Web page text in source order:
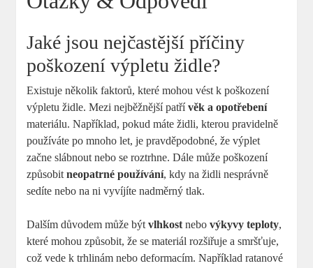
Jaké jsou nejčastější příčiny
poškození výpletu židle?
Existuje několik faktorů, které mohou vést k poškození
výpletu židle. Mezi nejběžnější patřívěk a opotřebení
materiálu. Například, pokud máte židli, kterou pravidelně
používáte po mnoho let, je pravděpodobné, že výplet
začne slábnout nebo se roztrhne. Dále může poškození
způsobitneopatrné používání, kdy na židli nesprávně
sedíte nebo na ni vyvíjíte nadměrný tlak.
Dalším důvodem může býtvlhkost nebovýkyvy teploty,
které mohou způsobit, že se materiál rozšiřuje a smršťuje,
což vede k trhlinám nebo deformacím. Například ratanové